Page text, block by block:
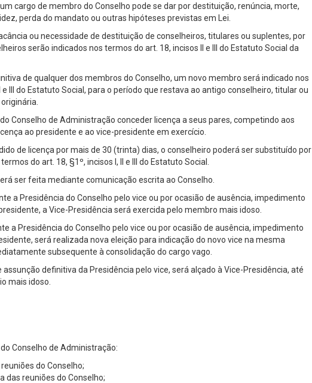
cargo de membro do Conselho pode se dar por destituição, renúncia, morte,
perda do mandato ou outras hipóteses previstas em Lei.
ou necessidade de destituição de conselheiros, titulares ou suplentes, por
serão indicados nos termos do art. 18, incisos II e III do Estatuto Social da
de qualquer dos membros do Conselho, um novo membro será indicado nos
e III do Estatuto Social, para o período que restava ao antigo conselheiro, titular ou
Conselho de Administração conceder licença a seus pares, competindo aos
ao presidente e ao vice-presidente em exercício.
de licença por mais de 30 (trinta) dias, o conselheiro poderá ser substituído por
do art. 18, §1º, incisos I, II e III do Estatuto Social.
ser feita mediante comunicação escrita ao Conselho.
a Presidência do Conselho pelo vice ou por ocasião de ausência, impedimento
a Vice-Presidência será exercida pelo membro mais idoso.
a Presidência do Conselho pelo vice ou por ocasião de ausência, impedimento
será realizada nova eleição para indicação do novo vice na mesma
subsequente à consolidação do cargo vago.
definitiva da Presidência pelo vice, será alçado à Vice-Presidência, até
mais idoso.
Conselho de Administração:
do Conselho;
das reuniões do Conselho;